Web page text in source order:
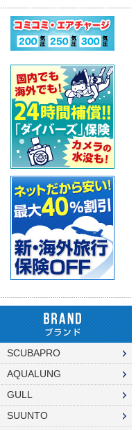
ログタンク
保護アイテム
フラッグ
防水アイテム
その他
パーツ・その他
シャフト
シャフトアクセサリー
スリングゴム
モリ先
ウィッシュボン
ライン
バンジー
リール
パーツ・アクセサリー
フロート
ストリンガー
ラインワインダー
手モリ・パラライザー
手モリアクセサリー
コンプレッサー本体
ステッカー
超音波洗浄機
超音波洗浄機
アクセサリー・その他
その他
オクトパス
ゲージ
BCジャケット
オクトパスインフレーター
（AIR-2等）
インフレーター
セット
マスク
スノーケル
フィン
ブーツ
グローブ
セット
スーツ
ウェットスーツ
ドライスーツ
フード・ベスト
ボートコート
バッグ
メッシュバッグ
キャスター・キャリーバッグ
ハードケース
ウォータープルーフバッグ
ペリカンケース
レギュレターバッグ
スーツバッグ
その他
アクセサリー
ナイフ
カラビナ・フック
ホース、ゲージ、オクトパス
ホルダー
スレート
指示棒
マスク曇り止め
ベル・シェーカー
リール
その他
水中ライト
ウェイト
セーフティーグッズ
フロート・シグナルブイ
ホーン・ブザー
ライフジャケット
アクセサリー・その他
タンク
簡易潜水器具
水中銃(スピアガン)・手モリ関
その他
ゲージ オーバーホール
インフレーターオクトパス
インフレーター オーバーホー
BC（インフレーター含む）オ
ーバーホール
タンク耐圧検査
タンクバルブ オーバーホール
ダイブコンピューター バッテ
リー交換
エアチャージ
ドライスーツ
キッズ用ウェットスーツ
重器材セット
スノーケリング3点セット
スノーケリングセット
レギュレター
BCジャケット
ゲージ
オクトパス
ダイブコンピューター
タンク（4・8・10L）
タンク（12・14L）
タンク（250気圧）
タンク（300気圧）
SCUBAPRO
AQUALUNG
GULL
SUUNTO